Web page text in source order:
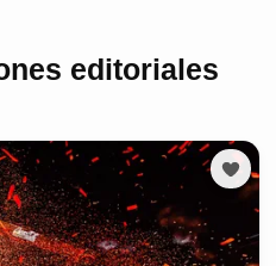
editoriales